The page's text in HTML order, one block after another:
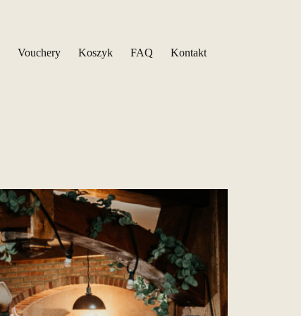
Vouchery Koszyk FAQ Kontakt